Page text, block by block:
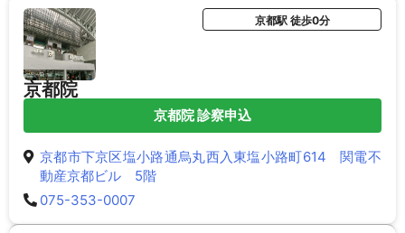
京都院
京都駅 徒歩0分
京都院 診察申込
京都市下京区塩小路通烏丸西入東塩小路町614 関電不
動産京都ビル 5階
075-353-0007